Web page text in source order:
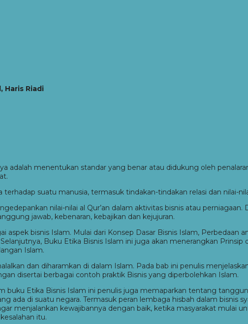
Haris Riadi
adalah menentukan standar yang benar atau didukung oleh
suatu manusia, termasuk tindakan-tindakan relasi dan nilai-
nilai-nilai al Qur’an dalam aktivitas bisnis atau
jawab, kebenaran, kebajikan dan kejujuran.
aspek bisnis Islam. Mulai dari Konsep Dasar Bisnis Islam, Perbedaan
Buku Etika Bisnis Islam ini juga akan menerangkan
Islam.
dan diharamkan di dalam Islam. Pada bab ini penulis
disertai berbagai contoh praktik Bisnis yang diperbolehkan Islam.
buku Etika Bisnis Islam ini penulis juga memaparkan tentang
ada di suatu negara. Termasuk peran lembaga hisbah dalam bisnis
menjalankan kewajibannya dengan baik, ketika masyarakat mulai
itu.